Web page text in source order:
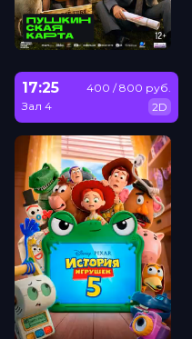
17:25
Зал 4
400 / 800 руб.
2D